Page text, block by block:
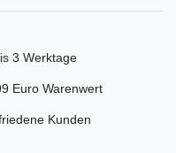
3 Werktage
Euro Warenwert
Kunden